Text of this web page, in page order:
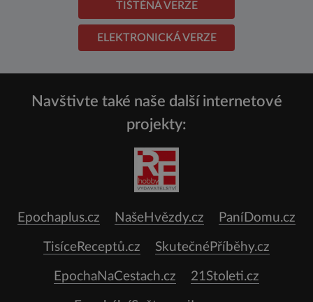
TIŠTĚNÁ VERZE
ELEKTRONICKÁ VERZE
Navštivte také naše další internetové
projekty:
Epochaplus.cz NašeHvězdy.cz PaníDomu.cz
TisíceReceptů.cz SkutečnéPříběhy.cz
EpochaNaCestach.cz 21Stoleti.cz